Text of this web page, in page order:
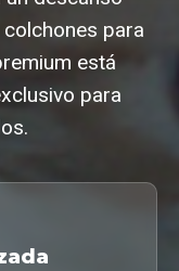
para
está
para